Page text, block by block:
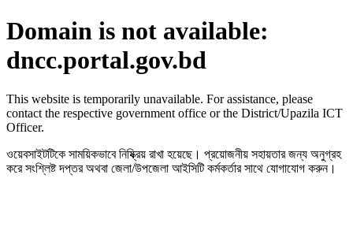
Domain is not available:
dncc.portal.gov.bd
This website is temporarily unavailable. For assistance, please
contact the respective government office or the District/Upazila ICT
Officer.
ওয়েবসাইটটিকে সাময়িকভাবে নিষ্ক্রিয় রাখা হয়েছে। প্রয়োজনীয় সহায়তার জন্য অনুগ্রহ
করে সংশ্লিষ্ট দপ্তর অথবা জেলা/উপজেলা আইসিটি কর্মকর্তার সাথে যোগাযোগ করুন।